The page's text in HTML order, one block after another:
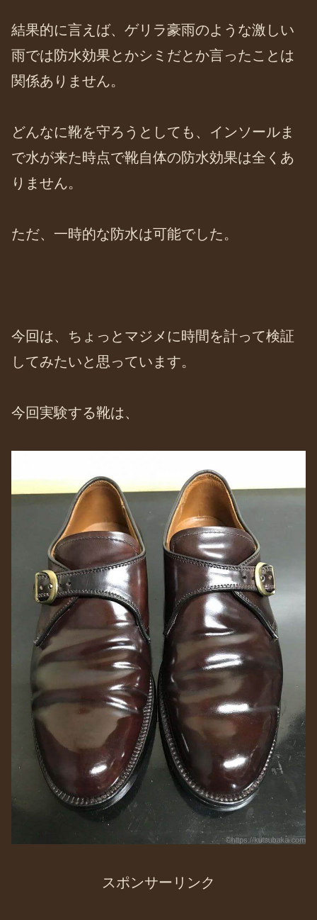
結果的に言えば、ゲリラ豪雨のような激しい
雨では防水効果とかシミだとか言ったことは
関係ありません。
どんなに靴を守ろうとしても、インソールま
で水が来た時点で靴自体の防水効果は全くあ
りません。
ただ、一時的な防水は可能でした。
今回は、ちょっとマジメに時間を計って検証
してみたいと思っています。
今回実験する靴は、
スポンサーリンク